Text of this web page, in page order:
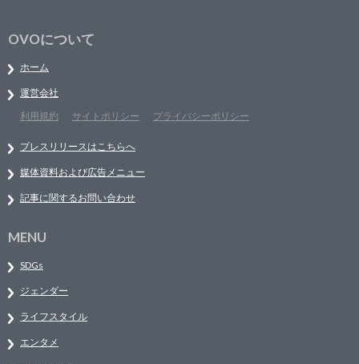
OVOについて
ホーム
運営会社
利用規約
サイトポリシー プライバシーポリシー
プレスリリースはこちらへ
媒体資料および広告メニュー
記事に関するお問い合わせ
MENU
SDGs
ジェンダー
ライフスタイル
エンタメ